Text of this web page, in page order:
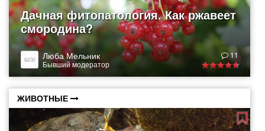
Дачная фитопатология. Как ржавеет
смородина?
Люба Мельник
Бывший модератор
11
ЖИВОТНЫЕ